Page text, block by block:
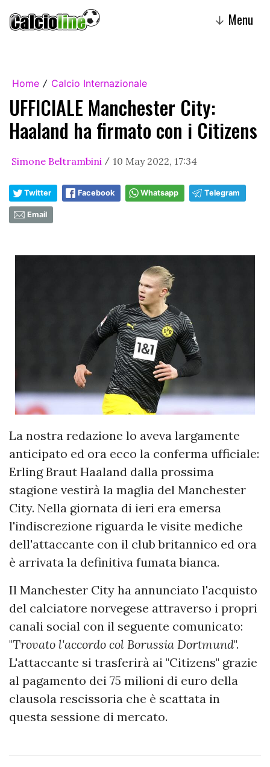
↓ Menu
Home / Calcio Internazionale
UFFICIALE Manchester City:
Haaland ha firmato con i Citizens
Simone Beltrambini / 10 May 2022, 17:34
Twitter Facebook Whatsapp Telegram
Email
La nostra redazione lo aveva largamente
anticipato ed ora ecco la conferma ufficiale:
Erling Braut Haaland dalla prossima
stagione vestirà la maglia del Manchester
City. Nella giornata di ieri era emersa
l'indiscrezione riguarda le visite mediche
dell'attaccante con il club britannico ed ora
è arrivata la definitiva fumata bianca.
Il Manchester City ha annunciato l'acquisto
del calciatore norvegese attraverso i propri
canali social con il seguente comunicato:
"Trovato l'accordo col Borussia Dortmund".
L'attaccante si trasferirà ai "Citizens" grazie
al pagamento dei 75 milioni di euro della
clausola rescissoria che è scattata in
questa sessione di mercato.